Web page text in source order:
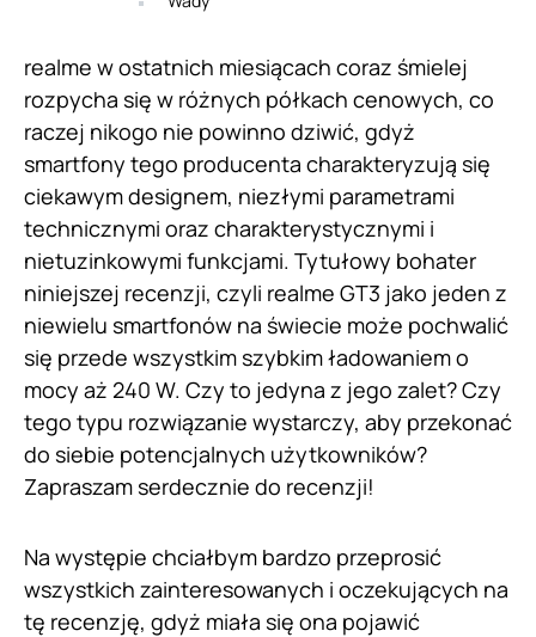
realme w ostatnich miesiącach coraz śmielej
rozpycha się w różnych półkach cenowych, co
raczej nikogo nie powinno dziwić, gdyż
smartfony tego producenta charakteryzują się
ciekawym designem, niezłymi parametrami
technicznymi oraz charakterystycznymi i
nietuzinkowymi funkcjami. Tytułowy bohater
niniejszej recenzji, czyli realme GT3 jako jeden z
niewielu smartfonów na świecie może pochwalić
się przede wszystkim szybkim ładowaniem o
mocy aż 240 W. Czy to jedyna z jego zalet? Czy
tego typu rozwiązanie wystarczy, aby przekonać
do siebie potencjalnych użytkowników?
Zapraszam serdecznie do recenzji!
Na występie chciałbym bardzo przeprosić
wszystkich zainteresowanych i oczekujących na
tę recenzję, gdyż miała się ona pojawić